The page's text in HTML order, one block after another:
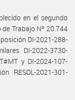
en el segundo
Trabajo Nº 20.744
DI-2021-288-
DI-2022-3730-
y DI-2024-107-
RESOL-2021-301-